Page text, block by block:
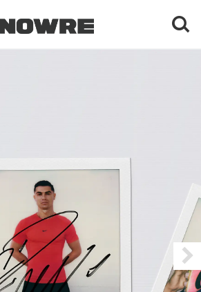
每日栏目
时 尚
球 鞋
生 活